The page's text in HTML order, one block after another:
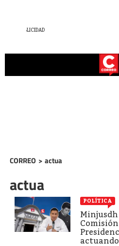
CORREO > actua
actua
POLÍTICA
Minjusdh